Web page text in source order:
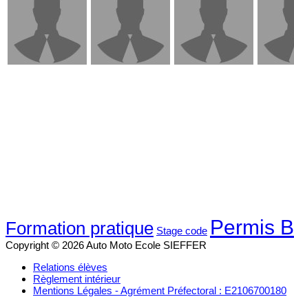
Formation pratique Stage code Permis B
Copyright © 2026 Auto Moto Ecole SIEFFER
Relations élèves
Règlement intérieur
Mentions Légales - Agrément Préfectoral : E2106700180